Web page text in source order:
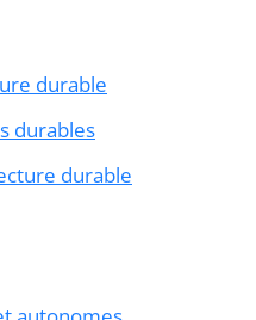
durable
durables
durable